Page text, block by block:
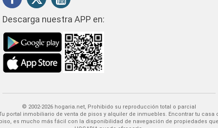
Descarga nuestra APP en:
© 2002-2026 hogaria.net, Prohibido su reproducción total o parcial
Encontrar tu casa o
es mucho más fácil con la disponibilidad de navegación de propiedades